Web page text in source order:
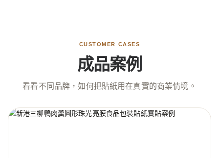
CUSTOMER CASES
成品案例
看看不同品牌，如何把貼紙用在真實的商業情境。